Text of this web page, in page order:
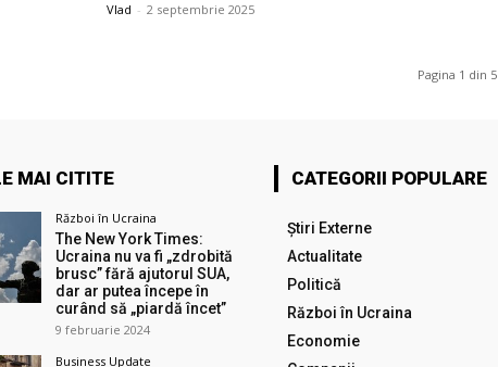
Vlad - 2 septembrie 2025
Pagina 1 din 5
MAI CITITE
Război în Ucraina
The New York Times:
Ucraina nu va fi „zdrobită
brusc” fără ajutorul SUA,
dar ar putea începe în
curând să „piardă încet”
9 februarie 2024
Business Update
CATEGORII POPULARE
Știri Externe
Actualitate
Politică
Război în Ucraina
Economie